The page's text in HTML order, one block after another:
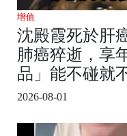
增值
沈殿霞死於肝
肺癌猝逝，享
品」能不碰就
2026-08-01